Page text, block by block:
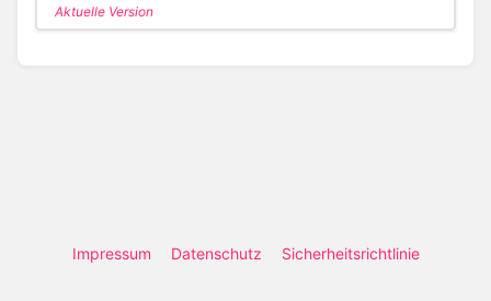
Aktuelle Version
Impressum Datenschutz Sicherheitsrichtlinie